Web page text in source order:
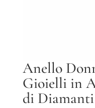
Anello
Gioielli in
di Diamanti